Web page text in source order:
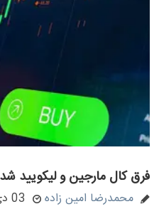
فرق کال مارجین و لیکویید
محمدرضا امین زاده 03 دی 1403